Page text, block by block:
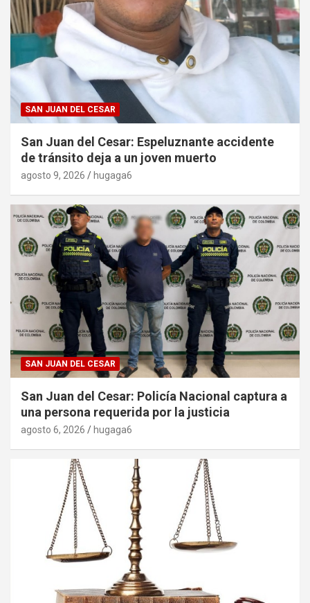
SAN JUAN DEL CESAR
San Juan del Cesar: Espeluznante accidente
de tránsito deja a un joven muerto
agosto 9, 2026 hugaga6
SAN JUAN DEL CESAR
San Juan del Cesar: Policía Nacional captura a
una persona requerida por la justicia
agosto 6, 2026 hugaga6